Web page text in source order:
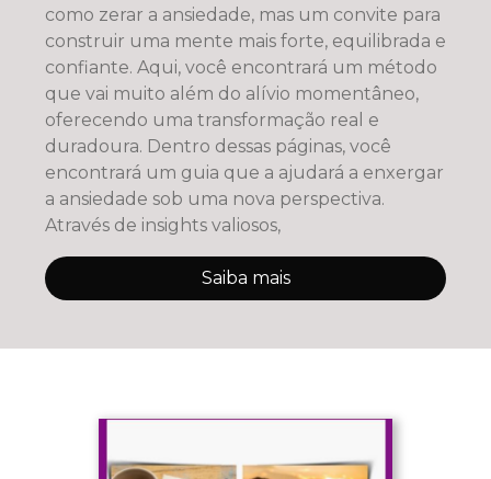
como zerar a ansiedade, mas um convite para
construir uma mente mais forte, equilibrada e
confiante. Aqui, você encontrará um método
que vai muito além do alívio momentâneo,
oferecendo uma transformação real e
duradoura. Dentro dessas páginas, você
encontrará um guia que a ajudará a enxergar
a ansiedade sob uma nova perspectiva.
Através de insights valiosos,
Saiba mais